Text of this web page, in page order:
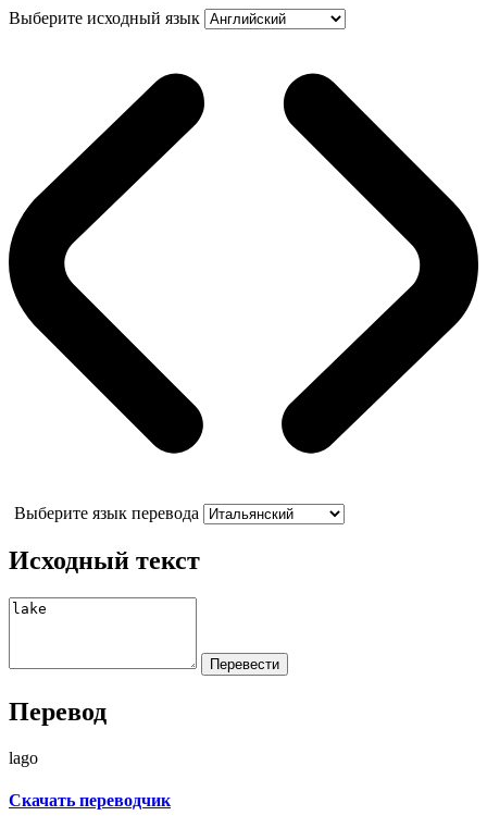
Выберите исходный язык
Выберите язык перевода
Исходный текст
Перевод
lago
Скачать переводчик